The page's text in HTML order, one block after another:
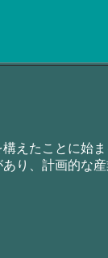
えたことに始
り、計画的な